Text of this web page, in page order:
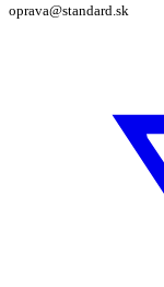
oprava@standard.sk